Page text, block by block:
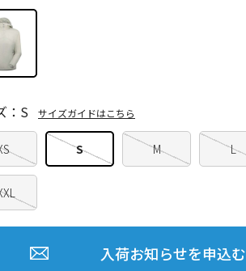
S M L
：S サイズガイドはこちら
入荷お知らせを申込む